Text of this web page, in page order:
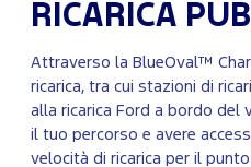
RICARICA
Attraverso la BlueOval™
ricarica, tra cui stazioni di
alla ricarica Ford a bordo del
il tuo percorso e avere
velocità di ricarica per il